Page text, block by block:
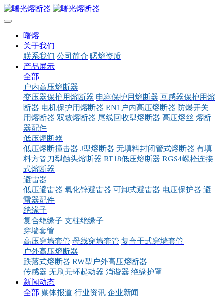
曙熔
关于我们
联系我们 公司简介 曙熔资质
产品展示
全部
户内高压熔断器
变压器保护用熔断器 电容保护用熔断器 互感器保护用熔
断器 电机保护用熔断器 RN1户内高压熔断器 防爆开关
用熔断器 双敏熔断器 尾线回收型熔断器 高压熔丝 熔断
器配件
低压熔断器
低压熔断撞击器 J型熔断器 无填料封闭管式熔断器 有填
料方管刀型触头熔断器 RT18低压熔断器 RGS4螺栓连接
式熔断器
避雷器
低压避雷器 氧化锌避雷器 可卸式避雷器 电压保护器 避
雷器配件
绝缘子
复合绝缘子 支柱绝缘子
穿墙套管
高压穿墙套管 母线穿墙套管 复合干式穿墙套管
户外高压熔断器
跌落式熔断器 RW型户外高压熔断器
传感器 无刷无环起动器 消谐器 绝缘护罩
新闻动态
全部 媒体报道 行业资讯 企业新闻